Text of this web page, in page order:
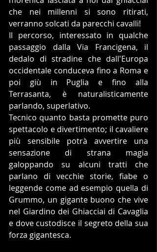
che nei millenni si sono ritirati,
verranno solcati da parecchi cavalli!
Il percorso, interessato in qualche
passaggio dalla Via Francigena, il
dedalo di stradine che dall'Europa
occidentale conduceva fino a Roma e
poi giù in Puglia e fino alla
Terrasanta, è naturalisticamente
parlando, superlativo.
Tecnico quanto basta promette puro
spettacolo e divertimento; il cavaliere
più sensibile potrà avvertire una
sensazione di strana magia
galoppando su alcuni tratti che
parlano di vecchie storie, fiabe o
leggende come ad esempio quella di
Grummo, un gigante buono che vive
nel Giardino dei Ghiacciai di Cavaglia
e dove custodisce il segreto della sua
forza gigantesca.